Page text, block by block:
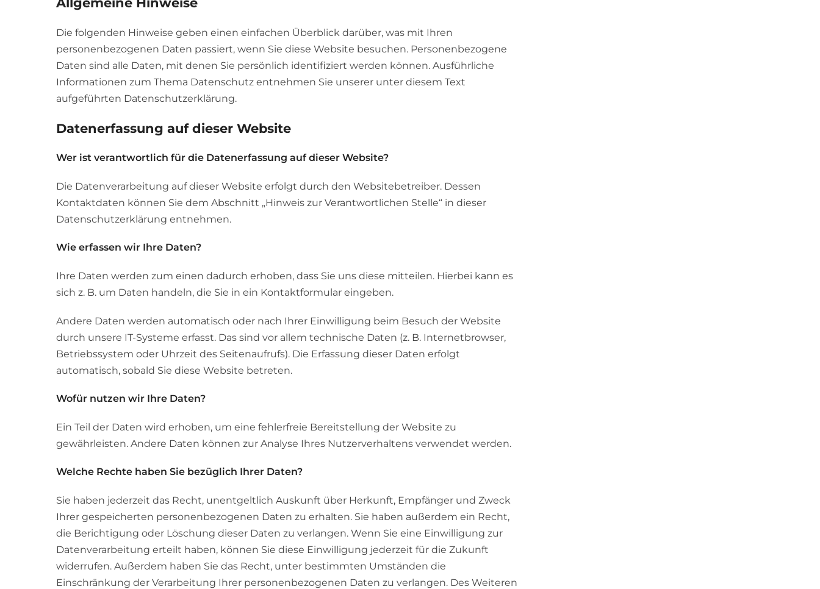
Die folgenden Hinweise geben einen einfachen Überblick darüber, was mit Ihren
personenbezogenen Daten passiert, wenn Sie diese Website besuchen. Personenbezogene
Daten sind alle Daten, mit denen Sie persönlich identifiziert werden können. Ausführliche
Informationen zum Thema Datenschutz entnehmen Sie unserer unter diesem Text
aufgeführten Datenschutzerklärung.
Datenerfassung auf dieser Website
Wer ist verantwortlich für die Datenerfassung auf dieser Website?
Die Datenverarbeitung auf dieser Website erfolgt durch den Websitebetreiber. Dessen
Kontaktdaten können Sie dem Abschnitt „Hinweis zur Verantwortlichen Stelle“ in dieser
Datenschutzerklärung entnehmen.
Wie erfassen wir Ihre Daten?
Ihre Daten werden zum einen dadurch erhoben, dass Sie uns diese mitteilen. Hierbei kann es
sich z. B. um Daten handeln, die Sie in ein Kontaktformular eingeben.
Andere Daten werden automatisch oder nach Ihrer Einwilligung beim Besuch der Website
durch unsere IT-Systeme erfasst. Das sind vor allem technische Daten (z. B. Internetbrowser,
Betriebssystem oder Uhrzeit des Seitenaufrufs). Die Erfassung dieser Daten erfolgt
automatisch, sobald Sie diese Website betreten.
Wofür nutzen wir Ihre Daten?
Ein Teil der Daten wird erhoben, um eine fehlerfreie Bereitstellung der Website zu
gewährleisten. Andere Daten können zur Analyse Ihres Nutzerverhaltens verwendet werden.
Welche Rechte haben Sie bezüglich Ihrer Daten?
Sie haben jederzeit das Recht, unentgeltlich Auskunft über Herkunft, Empfänger und Zweck
Ihrer gespeicherten personenbezogenen Daten zu erhalten. Sie haben außerdem ein Recht,
die Berichtigung oder Löschung dieser Daten zu verlangen. Wenn Sie eine Einwilligung zur
Datenverarbeitung erteilt haben, können Sie diese Einwilligung jederzeit für die Zukunft
widerrufen. Außerdem haben Sie das Recht, unter bestimmten Umständen die
Einschränkung der Verarbeitung Ihrer personenbezogenen Daten zu verlangen. Des Weiteren